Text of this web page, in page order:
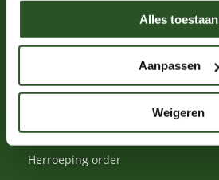
Alles toestaan
Aanpassen
Weigeren
Over de Bijenstichting
Veelgestelde vragen
Privacy policy
Herroeping order